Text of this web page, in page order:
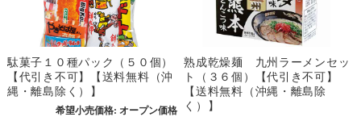
駄菓子１０種パック（５０個）
【代引き不可】【送料無料（沖
縄・離島除く）】
希望小売価格: オープン価格
熟成乾燥麺 九州ラーメンセッ
ト（３６個）【代引き不可】
【送料無料（沖縄・離島除
く）】